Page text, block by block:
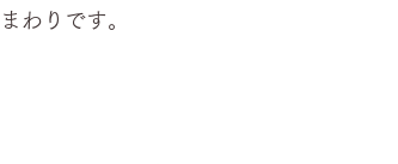
わりです。